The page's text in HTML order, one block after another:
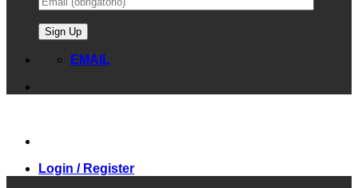
EMAIL
Login / Register